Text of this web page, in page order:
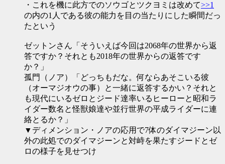
・これを機に此方でのソウゴとツクヨミは改めて>>1
の内の1人である彼の能力を目の当たりにした瞬間だっ
たという
ゼットンさん「そういえば今回は2068年の世界から返
答ですか？それとも2018年の世界からの返答です
か？」
孤門（ノア）「どっちもだな。何ならあそこいる彼
（オーマジオウの事）と一緒に返答するかい？それと
も現代にいるゼロとジード達率いるヒーローと昭和ラ
イダー数名と怪獣娘達や並行世界の平成ライダーに連
絡とるか？」
▼ディメンション・ノアの応用で7体のダイマジーン以
外の此処でのダイマジーンと対峙を果たすジードとゼ
ロの様子を見せつけ